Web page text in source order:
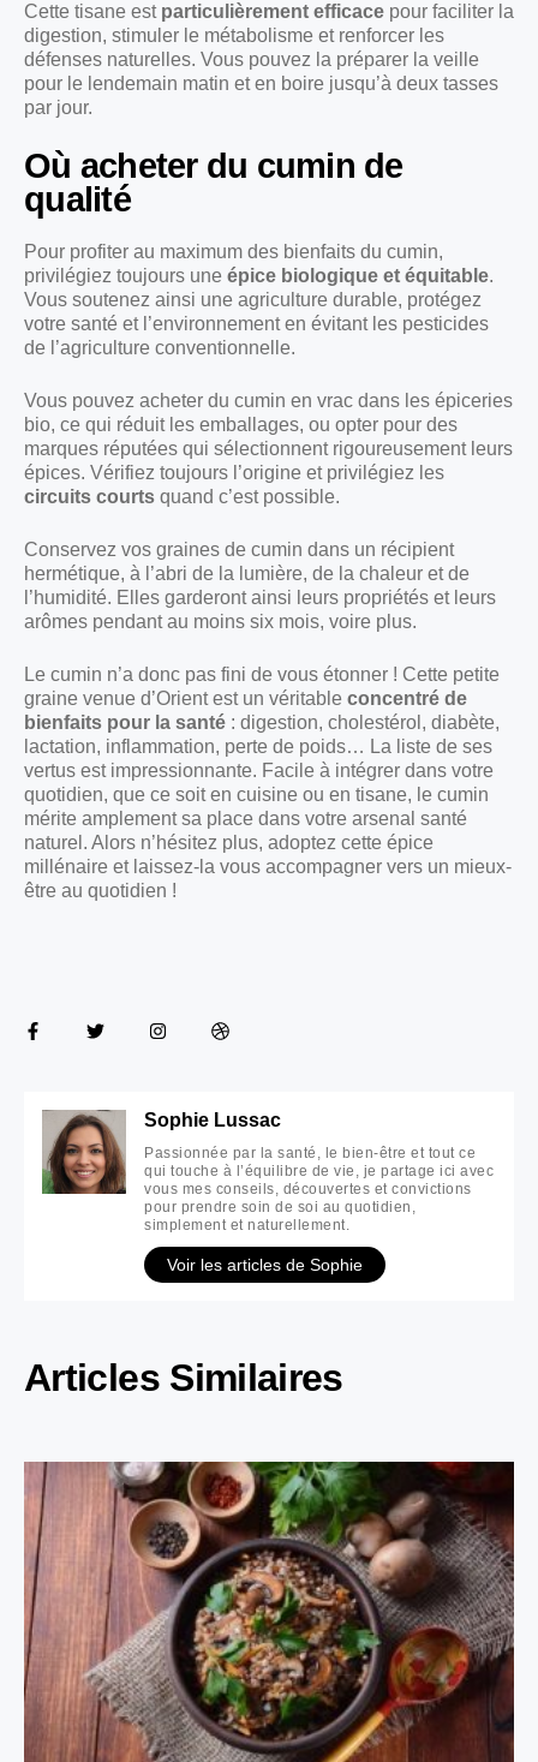
Cette tisane est particulièrement efficace pour faciliter la
digestion, stimuler le métabolisme et renforcer les
défenses naturelles. Vous pouvez la préparer la veille
pour le lendemain matin et en boire jusqu’à deux tasses
par jour.
Où acheter du cumin de
qualité
Pour profiter au maximum des bienfaits du cumin,
privilégiez toujours une épice biologique et équitable.
Vous soutenez ainsi une agriculture durable, protégez
votre santé et l’environnement en évitant les pesticides
de l’agriculture conventionnelle.
Vous pouvez acheter du cumin en vrac dans les épiceries
bio, ce qui réduit les emballages, ou opter pour des
marques réputées qui sélectionnent rigoureusement leurs
épices. Vérifiez toujours l’origine et privilégiez les
circuits courts quand c’est possible.
Conservez vos graines de cumin dans un récipient
hermétique, à l’abri de la lumière, de la chaleur et de
l’humidité. Elles garderont ainsi leurs propriétés et leurs
arômes pendant au moins six mois, voire plus.
Le cumin n’a donc pas fini de vous étonner ! Cette petite
graine venue d’Orient est un véritable concentré de
bienfaits pour la santé : digestion, cholestérol, diabète,
lactation, inflammation, perte de poids… La liste de ses
vertus est impressionnante. Facile à intégrer dans votre
quotidien, que ce soit en cuisine ou en tisane, le cumin
mérite amplement sa place dans votre arsenal santé
naturel. Alors n’hésitez plus, adoptez cette épice
millénaire et laissez-la vous accompagner vers un mieux-
être au quotidien !
Sophie Lussac
Passionnée par la santé, le bien-être et tout ce
qui touche à l’équilibre de vie, je partage ici avec
vous mes conseils, découvertes et convictions
pour prendre soin de soi au quotidien,
simplement et naturellement.
Voir les articles de Sophie
Articles Similaires